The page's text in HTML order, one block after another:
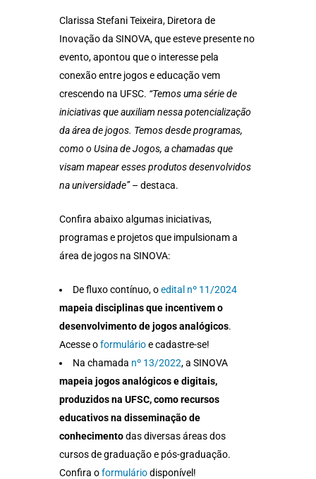
Clarissa Stefani Teixeira, Diretora de
Inovação da SINOVA, que esteve presente no
evento, apontou que o interesse pela
conexão entre jogos e educação vem
crescendo na UFSC. “Temos uma série de
iniciativas que auxiliam nessa potencialização
da área de jogos. Temos desde programas,
como o Usina de Jogos, a chamadas que
visam mapear esses produtos desenvolvidos
na universidade”– destaca.
Confira abaixo algumas iniciativas,
programas e projetos que impulsionam a
área de jogos na SINOVA:
De fluxo contínuo, oedital nº 11/2024
mapeia disciplinas que incentivem o
desenvolvimento de jogos analógicos.
Acesse oformulárioe cadastre-se!
Na chamada nº 13/2022, a SINOVA
mapeia jogos analógicos e digitais,
produzidos na UFSC, como recursos
educativos na disseminação de
conhecimentodas diversas áreas dos
cursos de graduação e pós-graduação.
Confira oformuláriodisponível!